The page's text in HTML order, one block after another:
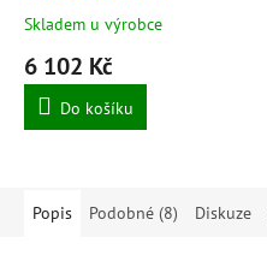
Skladem u výrobce
6 102 Kč
Do košíku
Popis Podobné (8) Diskuze